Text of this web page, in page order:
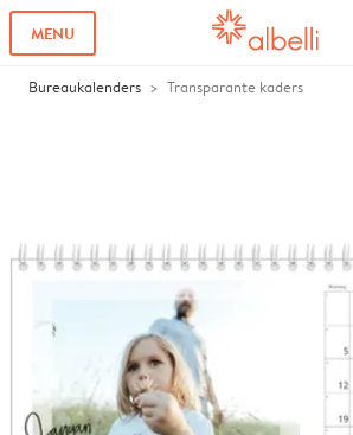
MENU
Bureaukalenders Transparante kaders